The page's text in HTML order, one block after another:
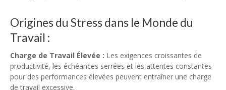
Origines du Stress dans le Monde du
Travail :
Charge de Travail Élevée : Les exigences croissantes de
productivité, les échéances serrées et les attentes constantes
pour des performances élevées peuvent entraîner une charge
de travail excessive.